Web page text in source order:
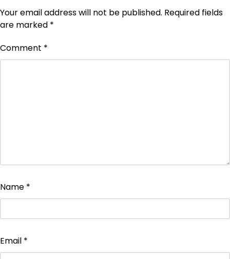
Your email address will not be published. Required fields
are marked *
Comment *
Name *
Email *